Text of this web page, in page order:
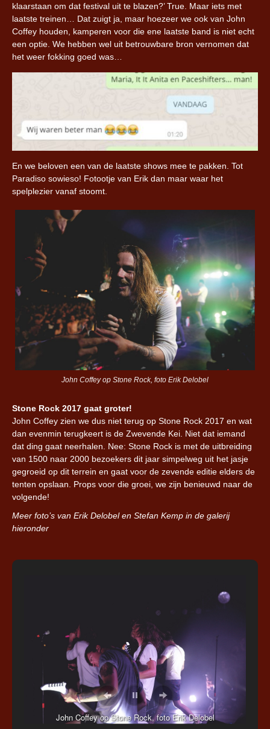
klaarstaan om dat festival uit te blazen?’ True. Maar iets met
laatste treinen… Dat zuigt ja, maar hoezeer we ook van John
Coffey houden, kamperen voor die ene laatste band is niet echt
een optie. We hebben wel uit betrouwbare bron vernomen dat
het weer fokking goed was…
En we beloven een van de laatste shows mee te pakken. Tot
Paradiso sowieso! Fotootje van Erik dan maar waar het
spelplezier vanaf stoomt.
John Coffey op Stone Rock, foto Erik Delobel
Stone Rock 2017 gaat groter!
John Coffey zien we dus niet terug op Stone Rock 2017 en wat
dan evenmin terugkeert is de Zwevende Kei. Niet dat iemand
dat ding gaat neerhalen. Nee: Stone Rock is met de uitbreiding
van 1500 naar 2000 bezoekers dit jaar simpelweg uit het jasje
gegroeid op dit terrein en gaat voor de zevende editie elders de
tenten opslaan. Props voor die groei, we zijn benieuwd naar de
volgende!
Meer foto’s van Erik Delobel en Stefan Kemp in de galerij
hieronder
John Coffey op Stone Rock, foto Erik Delobel